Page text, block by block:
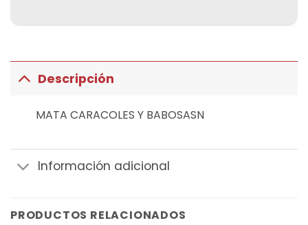
Descripción
MATA CARACOLES Y BABOSASN
Información adicional
PRODUCTOS RELACIONADOS